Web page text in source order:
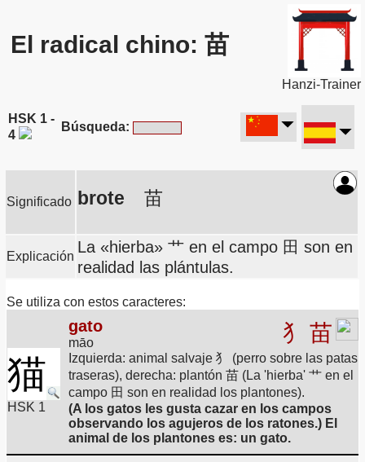
El radical chino: 苗
Hanzi-Trainer
HSK 1 -
4
Búsqueda:
Significado brote 苗
Explicación
La «hierba» 艹 en el campo 田 son en
realidad las plántulas.
Se utiliza con estos caracteres:
猫
HSK 1
gato
māo 犭 苗
Izquierda: animal salvaje 犭 (perro sobre las patas
traseras), derecha: plantón 苗 (La 'hierba' 艹 en el
campo 田 son en realidad los plantones).
(A los gatos les gusta cazar en los campos
observando los agujeros de los ratones.) El
animal de los plantones es: un gato.